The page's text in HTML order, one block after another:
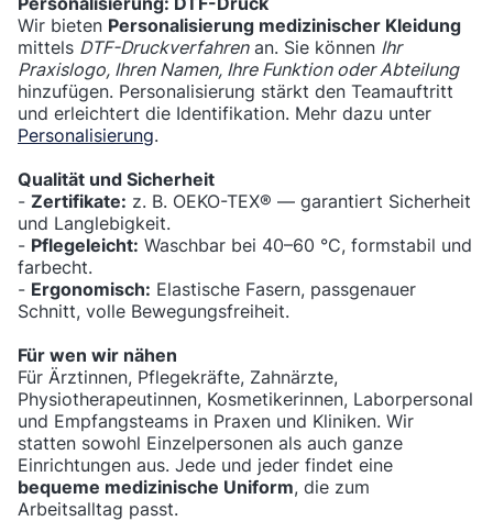
Wir bieten Personalisierung medizinischer Kleidung
mittels DTF-Druckverfahrenan. Sie können Ihr
Praxislogo, Ihren Namen, Ihre Funktion oder Abteilung
hinzufügen. Personalisierung stärkt den Teamauftritt
und erleichtert die Identifikation. Mehr dazu unter
Personalisierung.
Qualität und Sicherheit
- Zertifikate: z. B. OEKO-TEX® — garantiert Sicherheit
und Langlebigkeit.
- Pflegeleicht: Waschbar bei 40–60 °C, formstabil und
farbecht.
- Ergonomisch: Elastische Fasern, passgenauer
Schnitt, volle Bewegungsfreiheit.
Für wen wir nähen
Für Ärztinnen, Pflegekräfte, Zahnärzte,
Physiotherapeutinnen, Kosmetikerinnen, Laborpersonal
und Empfangsteams in Praxen und Kliniken. Wir
statten sowohl Einzelpersonen als auch ganze
Einrichtungen aus. Jede und jeder findet eine
bequeme medizinische Uniform, die zum
Arbeitsalltag passt.